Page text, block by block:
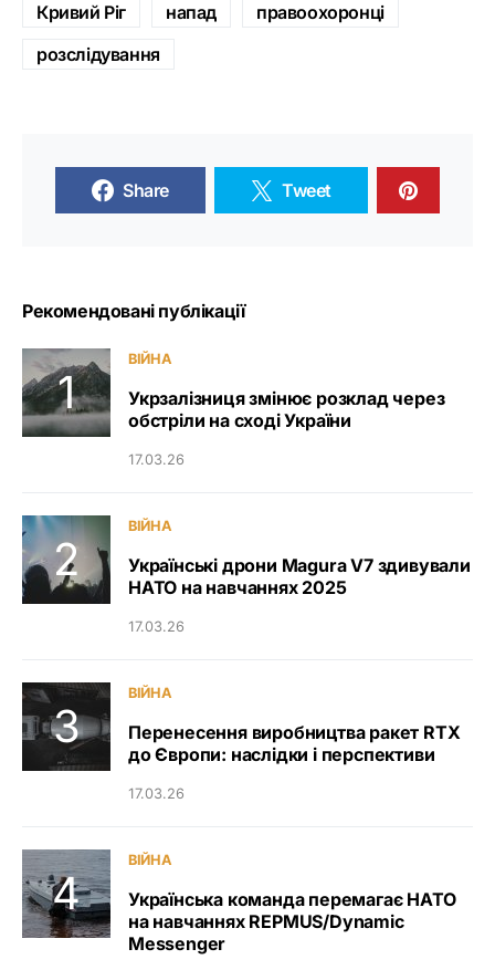
Кривий Ріг
напад
правоохоронці
розслідування
Share Tweet
Рекомендовані публікації
ВІЙНА
Укрзалізниця змінює розклад через
обстріли на сході України
17.03.26
ВІЙНА
Українські дрони Magura V7 здивували
НАТО на навчаннях 2025
17.03.26
ВІЙНА
Перенесення виробництва ракет RTX
до Європи: наслідки і перспективи
17.03.26
ВІЙНА
Українська команда перемагає НАТО
на навчаннях REPMUS/Dynamic
Messenger